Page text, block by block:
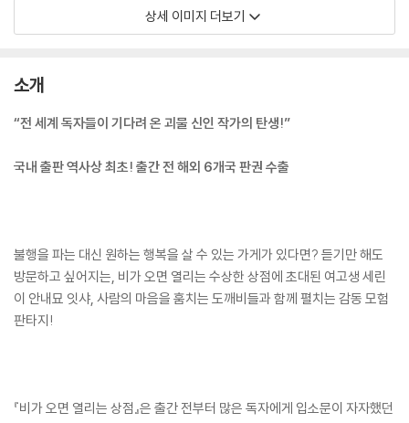
상세 이미지 더보기
소개
“전 세계 독자들이 기다려 온 괴물 신인 작가의 탄생!”
국내 출판 역사상 최초! 출간 전 해외 6개국 판권 수출
불행을 파는 대신 원하는 행복을 살 수 있는 가게가 있다면? 듣기만 해도
방문하고 싶어지는, 비가 오면 열리는 수상한 상점에 초대된 여고생 세린
이 안내묘 잇샤, 사람의 마음을 훔치는 도깨비들과 함께 펼치는 감동 모험
판타지!
『비가 오면 열리는 상점』은 출간 전부터 많은 독자에게 입소문이 자자했던